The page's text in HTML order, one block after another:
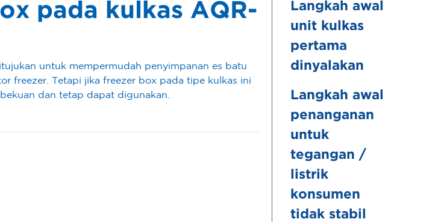
pada kulkas AQR-
untuk mempermudah penyimpanan es batu
freezer. Tetapi jika freezer box pada tipe kulkas ini
dan tetap dapat digunakan.
Langkah awal
unit kulkas
pertama
dinyalakan
Langkah awal
penanganan
untuk
tegangan /
listrik
konsumen
tidak stabil